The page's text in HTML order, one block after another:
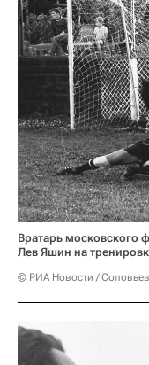
Вратарь московского
Лев Яшин на
© РИА Новости / Соловьев